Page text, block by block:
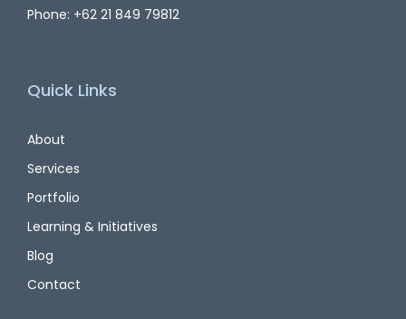
Phone: +62 21 849 79812
Quick Links
About
Services
Portfolio
Learning & Initiatives
Blog
Contact